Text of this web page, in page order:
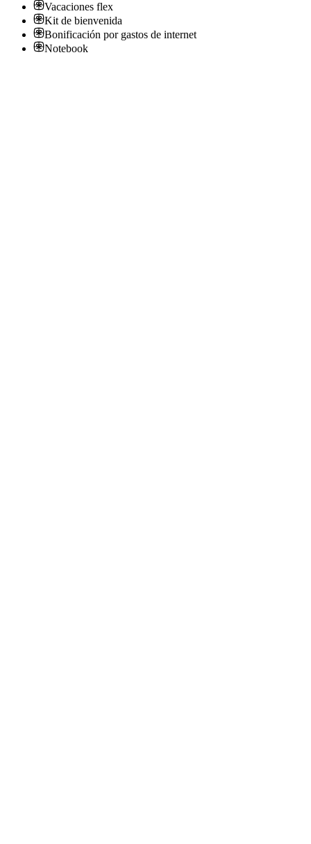
Vacaciones flex
Kit de bienvenida
Bonificación por gastos de internet
Notebook